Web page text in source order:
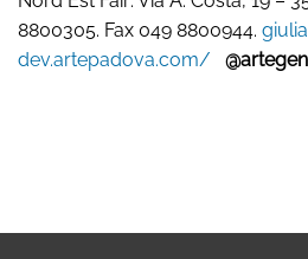
8800305. Fax 049 8800944.
dev.artepadova.com/